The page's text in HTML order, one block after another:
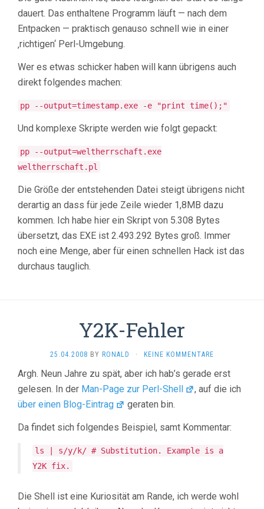
dauert. Das enthaltene Programm läuft — nach dem
Entpacken — praktisch genauso schnell wie in einer
‚richtigen‘ Perl-Umgebung.
Wer es etwas schicker haben will kann übrigens auch
direkt folgendes machen:
pp --output=timestamp.exe -e "print time();"
Und komplexe Skripte werden wie folgt gepackt:
pp --output=weltherrschaft.exe
weltherrschaft.pl
Die Größe der entstehenden Datei steigt übrigens nicht
derartig an dass für jede Zeile wieder 1,8MB dazu
kommen. Ich habe hier ein Skript von 5.308 Bytes
übersetzt, das EXE ist 2.493.292 Bytes groß. Immer
noch eine Menge, aber für einen schnellen Hack ist das
durchaus tauglich.
Y2K-Fehler
25.04.2008 BY RONALD · KEINE KOMMENTARE
Argh. Neun Jahre zu spät, aber ich hab’s gerade erst
gelesen. In der Man-Page zur Perl-Shell
, auf die ich
über einen Blog-Eintrag
geraten bin.
Da findet sich folgendes Beispiel, samt Kommentar:
ls | s/y/k/ # Substitution. Example is a
Y2K fix.
Die Shell ist eine Kuriosität am Rande, ich werde wohl